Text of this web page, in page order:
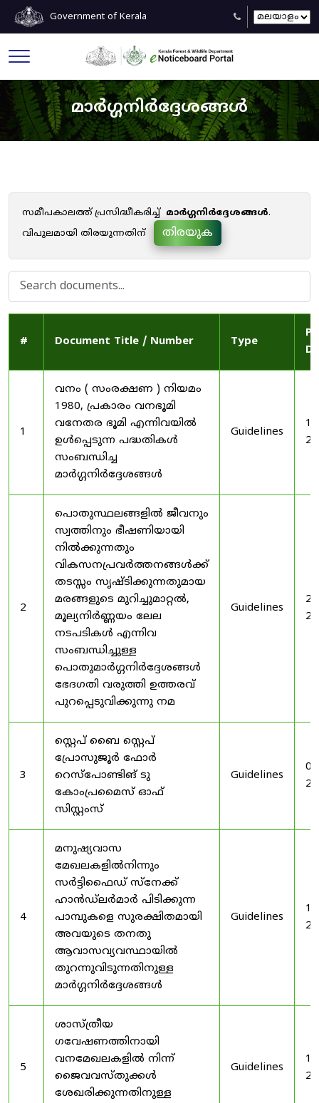
Government of Kerala
മാർഗ്ഗനിർദ്ദേശങ്ങൾ
സമീപകാലത്ത് പ്രസിദ്ധീകരിച്ച് മാർഗ്ഗനിർദ്ദേശങ്ങൾ.
വിപുലമായി തിരയുന്നതിന്
തിരയുക
# Document Title / Number Type
1
വനം ( സംരക്ഷണ ) നിയമം
1980, പ്രകാരം വനഭൂമി
വനേതര ഭൂമി എന്നിവയിൽ
ഉൾപ്പെടുന്ന പദ്ധതികൾ
സംബന്ധിച്ച
മാർഗ്ഗനിർദ്ദേശങ്ങൾ
Guidelines
2
പൊതുസ്ഥലങ്ങളിൽ ജീവനും
സ്വത്തിനും ഭീഷണിയായി
നിൽക്കുന്നതും
വികസനപ്രവർത്തനങ്ങൾക്ക്
തടസ്സം സൃഷ്ടിക്കുന്നതുമായ
മരങ്ങളുടെ മുറിച്ചുമാറ്റൽ,
മൂല്യനിർണ്ണയം ലേല
നടപടികൾ എന്നിവ
സംബന്ധിച്ചുള്ള
പൊതുമാർഗ്ഗനിർദ്ദേശങ്ങൾ
ഭേദഗതി വരുത്തി ഉത്തരവ്
പുറപ്പെടുവിക്കുന്നു നമ
Guidelines
3
സ്റ്റെപ് ബൈ സ്റ്റെപ്
പ്രോസുജൂർ ഫോർ
റെസ്‌പോണ്ടിങ് ടു
കോംപ്രമൈസ് ഓഫ്
സിസ്റ്റംസ്
Guidelines
4
മനുഷ്യവാസ
മേഖലകളിൽനിന്നും
സർട്ടിഫൈഡ് സ്നേക്ക്
ഹാൻഡ്‌ലർമാർ പിടിക്കുന്ന
പാമ്പുകളെ സുരക്ഷിതമായി
അവയുടെ തനതു
ആവാസവ്യവസ്ഥായിൽ
തുറന്നുവിടുന്നതിനുള്ള
മാർഗ്ഗനിർദ്ദേശങ്ങൾ
Guidelines
5
ശാസ്ത്രീയ
ഗവേഷണത്തിനായി
വനമേഖലകളിൽ നിന്ന്
ജൈവവസ്തുക്കൾ
ശേഖരിക്കുന്നതിനുള്ള
Guidelines